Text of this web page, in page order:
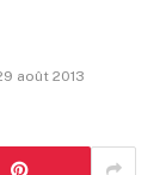
août 2013